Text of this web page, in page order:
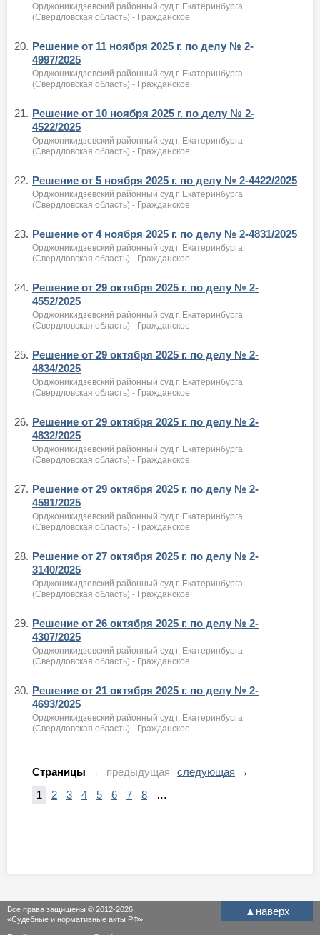
Орджоникидзевский районный суд г. Екатеринбурга
(Свердловская область) - Гражданское
20. Решение от 11 ноября 2025 г. по делу № 2-
4997/2025
Орджоникидзевский районный суд г. Екатеринбурга
(Свердловская область) - Гражданское
21. Решение от 10 ноября 2025 г. по делу № 2-
4522/2025
Орджоникидзевский районный суд г. Екатеринбурга
(Свердловская область) - Гражданское
22. Решение от 5 ноября 2025 г. по делу № 2-4422/2025
Орджоникидзевский районный суд г. Екатеринбурга
(Свердловская область) - Гражданское
23. Решение от 4 ноября 2025 г. по делу № 2-4831/2025
Орджоникидзевский районный суд г. Екатеринбурга
(Свердловская область) - Гражданское
24. Решение от 29 октября 2025 г. по делу № 2-
4552/2025
Орджоникидзевский районный суд г. Екатеринбурга
(Свердловская область) - Гражданское
25. Решение от 29 октября 2025 г. по делу № 2-
4834/2025
Орджоникидзевский районный суд г. Екатеринбурга
(Свердловская область) - Гражданское
26. Решение от 29 октября 2025 г. по делу № 2-
4832/2025
Орджоникидзевский районный суд г. Екатеринбурга
(Свердловская область) - Гражданское
27. Решение от 29 октября 2025 г. по делу № 2-
4591/2025
Орджоникидзевский районный суд г. Екатеринбурга
(Свердловская область) - Гражданское
28. Решение от 27 октября 2025 г. по делу № 2-
3140/2025
Орджоникидзевский районный суд г. Екатеринбурга
(Свердловская область) - Гражданское
29. Решение от 26 октября 2025 г. по делу № 2-
4307/2025
Орджоникидзевский районный суд г. Екатеринбурга
(Свердловская область) - Гражданское
30. Решение от 21 октября 2025 г. по делу № 2-
4693/2025
Орджоникидзевский районный суд г. Екатеринбурга
(Свердловская область) - Гражданское
Страницы ← предыдущая следующая →
1
2 3 4 5 6 7 8 …
▲ наверх
Все права защищены © 2012-2026
«Судебные и нормативные акты РФ»